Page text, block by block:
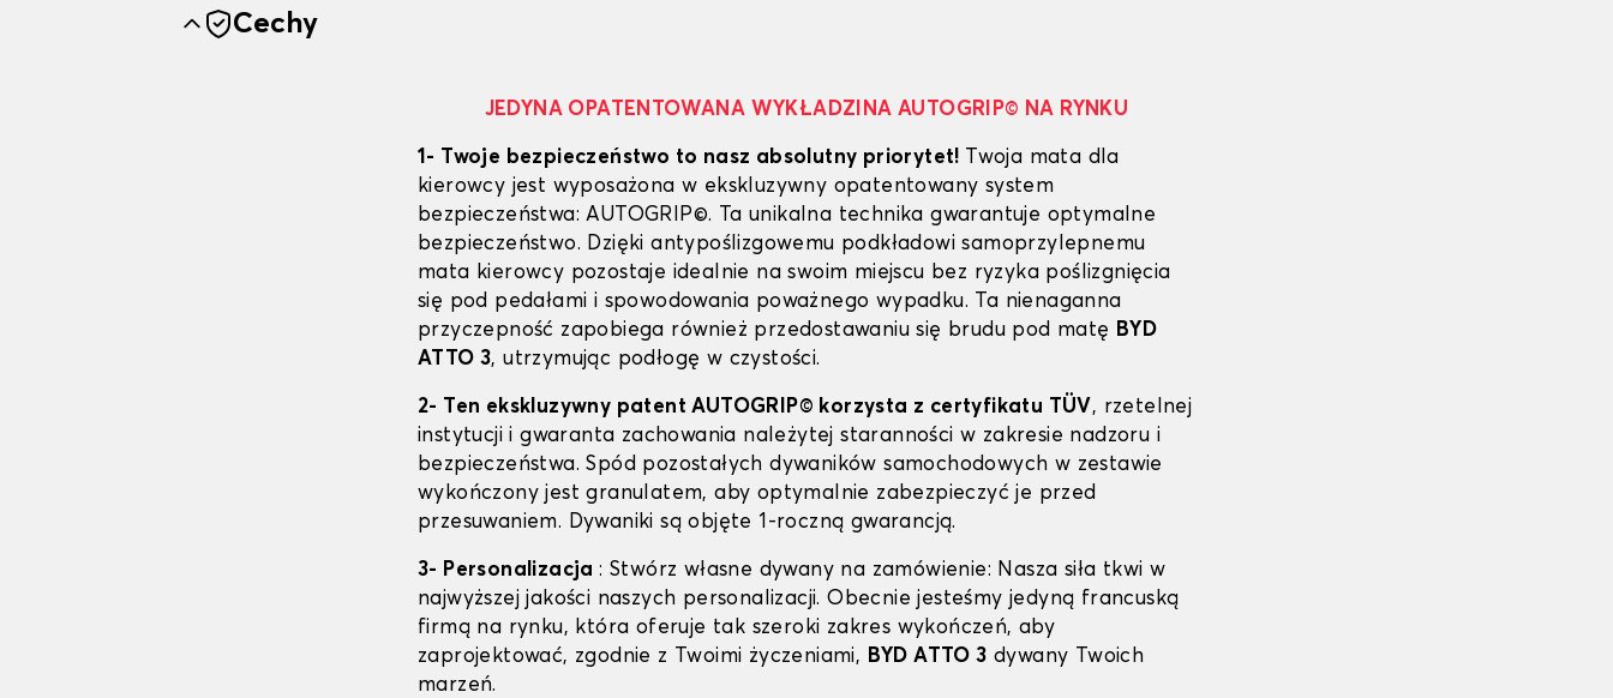
Cechy
JEDYNA OPATENTOWANA WYKŁADZINA AUTOGRIP© NA RYNKU
1- Twoje bezpieczeństwo to nasz absolutny priorytet! Twoja mata dla
kierowcy jest wyposażona w ekskluzywny opatentowany system
bezpieczeństwa: AUTOGRIP©. Ta unikalna technika gwarantuje optymalne
bezpieczeństwo. Dzięki antypoślizgowemu podkładowi samoprzylepnemu
mata kierowcy pozostaje idealnie na swoim miejscu bez ryzyka poślizgnięcia
się pod pedałami i spowodowania poważnego wypadku. Ta nienaganna
przyczepność zapobiega również przedostawaniu się brudu pod matę BYD
ATTO 3, utrzymując podłogę w czystości.
2- Ten ekskluzywny patent AUTOGRIP© korzysta z certyfikatu TÜV, rzetelnej
instytucji i gwaranta zachowania należytej staranności w zakresie nadzoru i
bezpieczeństwa. Spód pozostałych dywaników samochodowych w zestawie
wykończony jest granulatem, aby optymalnie zabezpieczyć je przed
przesuwaniem. Dywaniki są objęte 1-roczną gwarancją.
3- Personalizacja: Stwórz własne dywany na zamówienie: Nasza siła tkwi w
najwyższej jakości naszych personalizacji. Obecnie jesteśmy jedyną francuską
firmą na rynku, która oferuje tak szeroki zakres wykończeń, aby
zaprojektować, zgodnie z Twoimi życzeniami, BYD ATTO 3 dywany Twoich
marzeń.